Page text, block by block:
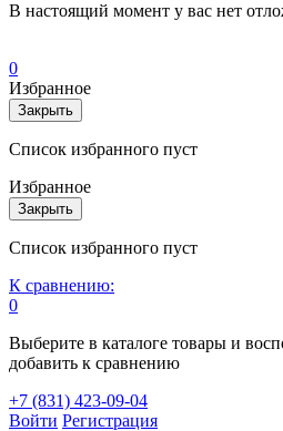
В настоящий момент у вас нет
0
Избранное
Закрыть
Список избранного пуст
Избранное
Закрыть
Список избранного пуст
К сравнению:
0
Выберите в каталоге товары и
добавить к сравнению
+7 (831) 423-09-04
Войти Регистрация